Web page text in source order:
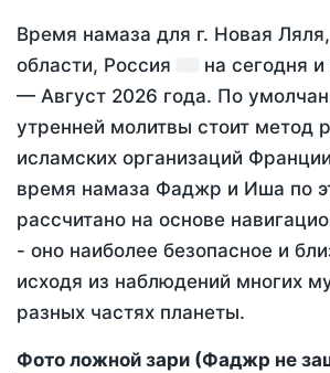
Время намаза для г. Новая
области, Россия
на сегодня и
— Август 2026 года. По
утренней молитвы стоит метод
исламских организаций
время намаза Фаджр и Иша по
рассчитано на основе
- оно наиболее безопасное и
исходя из наблюдений многих
разных частях планеты.
Фото ложной зари (Фаджр не